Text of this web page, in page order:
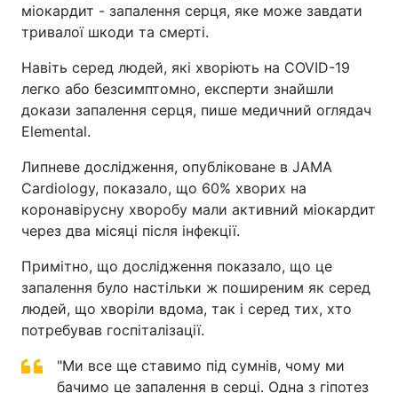
міокардит - запалення серця, яке може завдати
тривалої шкоди та смерті.
Навіть серед людей, які хворіють на COVID-19
легко або безсимптомно, експерти знайшли
докази запалення серця, пише медичний оглядач
Elemental.
Липневе дослідження, опубліковане в JAMA
Cardiology, показало, що 60% хворих на
коронавірусну хворобу мали активний міокардит
через два місяці після інфекції.
Примітно, що дослідження показало, що це
запалення було настільки ж поширеним як серед
людей, що хворіли вдома, так і серед тих, хто
потребував госпіталізації.
"Ми все ще ставимо під сумнів, чому ми
бачимо це запалення в серці. Одна з гіпотез